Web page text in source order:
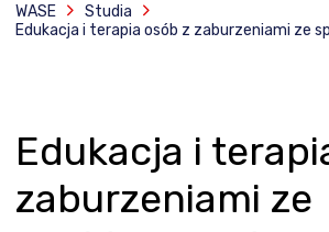
WASE
Studia
Edukacja i terapia osób z zaburzeniami ze
Edukacja i
zaburzeniami ze